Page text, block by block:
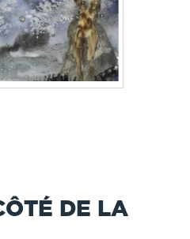
DE LA